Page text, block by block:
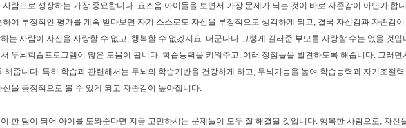
사람으로 성장하는 가장 중요합니다. 요즈음 아이들을 보면서 가장 문제가 되는 것이 바로 자존감이 아닌가 합
하여 부정적인 평가를 계속 받다보면 자기 스스로도 자신을 부정적으로 생각하게 되고, 결국 자신감과 자존감
는 사람이 자신을 사랑할 수 없고, 행복할 수 없겠지요. 더군다나 그렇게 길러준 부모를 사랑할 수는 없을 것입
두뇌학습프로그램이 많은 도움이 됩니다. 학습능력을 키워주고, 여러 장점들을 발견하도록 해줍니다. 그러면
해줍니다. 특히 학습과 관련해서는 두뇌의 학습기반을 건강하게 하고, 두뇌기능을 높여 학습능력과 자기조절
신을 긍정적으로 볼 수 있게 되고 자존감이 높아집니다.
한 팀이 되어 아이를 도와준다면 지금 고민하시는 문제들이 모두 잘 해결될 것입니다. 행복한 사람으로, 자신